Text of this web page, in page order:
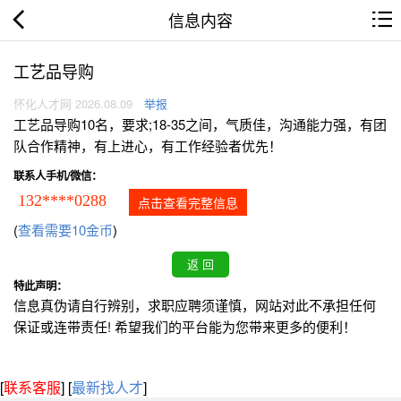
信息内容
工艺品导购
怀化人才网 2026.08.09 举报
工艺品导购10名，要求;18-35之间，气质佳，沟通能力强，有团
队合作精神，有上进心，有工作经验者优先！
联系人手机/微信：
132****0288 点击查看完整信息
(查看需要10金币)
特此声明：
信息真伪请自行辨别，求职应聘须谨慎，网站对此不承担任何
保证或连带责任! 希望我们的平台能为您带来更多的便利！
[联系客服] [最新找人才]